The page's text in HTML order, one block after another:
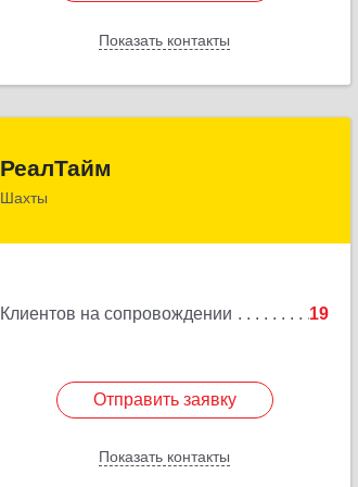
Показать контакты
Назад
РеалТайм
Шахты
Клиентов на сопровождении 19
Отправить заявку
Показать контакты
Отправить заявку
Назад